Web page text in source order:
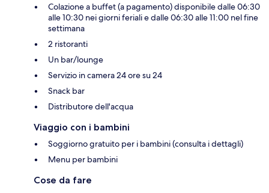
Colazione a buffet (a pagamento) disponibile dalle 06:30
alle 10:30 nei giorni feriali e dalle 06:30 alle 11:00 nel fine
settimana
2 ristoranti
Un bar/lounge
Servizio in camera 24 ore su 24
Snack bar
Distributore dell'acqua
Viaggio con i bambini
Soggiorno gratuito per i bambini (consulta i dettagli)
Menu per bambini
Cose da fare